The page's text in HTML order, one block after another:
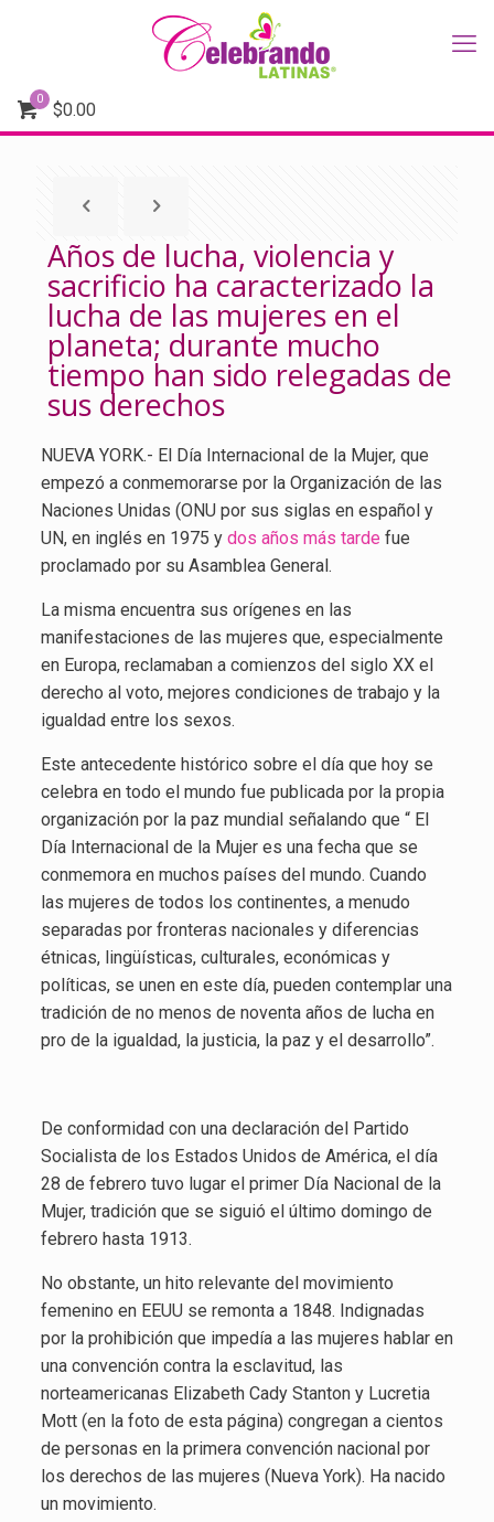
0
$0.00
Años de lucha, violencia y
sacrificio ha caracterizado la
lucha de las mujeres en el
planeta; durante mucho
tiempo han sido relegadas de
sus derechos
NUEVA YORK.- El Día Internacional de la Mujer, que
empezó a conmemorarse por la Organización de las
Naciones Unidas (ONU por sus siglas en español y
UN, en inglés en 1975 y dos años más tarde fue
proclamado por su Asamblea General.
La misma encuentra sus orígenes en las
manifestaciones de las mujeres que, especialmente
en Europa, reclamaban a comienzos del siglo XX el
derecho al voto, mejores condiciones de trabajo y la
igualdad entre los sexos.
Este antecedente histórico sobre el día que hoy se
celebra en todo el mundo fue publicada por la propia
organización por la paz mundial señalando que “ El
Día Internacional de la Mujer es una fecha que se
conmemora en muchos países del mundo. Cuando
las mujeres de todos los continentes, a menudo
separadas por fronteras nacionales y diferencias
étnicas, lingüísticas, culturales, económicas y
políticas, se unen en este día, pueden contemplar una
tradición de no menos de noventa años de lucha en
pro de la igualdad, la justicia, la paz y el desarrollo”.
De conformidad con una declaración del Partido
Socialista de los Estados Unidos de América, el día
28 de febrero tuvo lugar el primer Día Nacional de la
Mujer, tradición que se siguió el último domingo de
febrero hasta 1913.
No obstante, un hito relevante del movimiento
femenino en EEUU se remonta a 1848. Indignadas
por la prohibición que impedía a las mujeres hablar en
una convención contra la esclavitud, las
norteamericanas Elizabeth Cady Stanton y Lucretia
Mott (en la foto de esta página) congregan a cientos
de personas en la primera convención nacional por
los derechos de las mujeres (Nueva York). Ha nacido
un movimiento.